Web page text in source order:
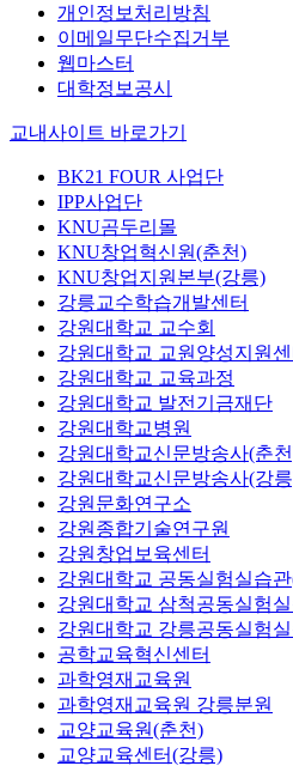
개인정보처리방침
이메일무단수집거부
웹마스터
대학정보공시
교내사이트 바로가기
BK21 FOUR 사업단
IPP사업단
KNU곰두리몰
KNU창업혁신원(춘천)
KNU창업지원본부(강릉)
강릉교수학습개발센터
강원대학교 교수회
강원대학교 교원양성지원센
강원대학교 교육과정
강원대학교 발전기금재단
강원대학교병원
강원대학교신문방송사(춘
강원대학교신문방송사(강
강원문화연구소
강원종합기술연구원
강원창업보육센터
강원대학교 공동실험실습
강원대학교 삼척공동실험
강원대학교 강릉공동실험
공학교육혁신센터
과학영재교육원
과학영재교육원 강릉분원
교양교육원(춘천)
교양교육센터(강릉)